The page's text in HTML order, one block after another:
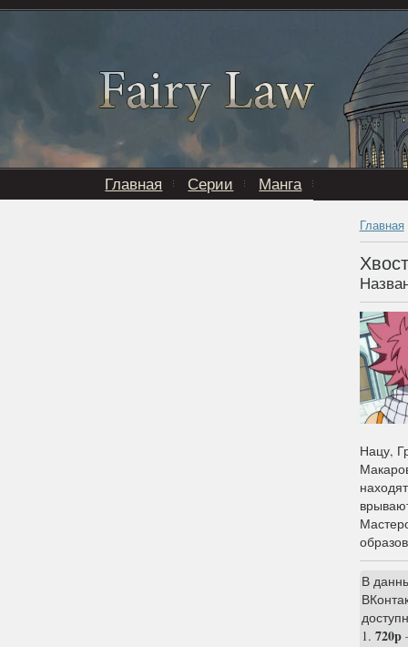
Главная Серии Манга
Главная
Нацу,
В
1. 720p